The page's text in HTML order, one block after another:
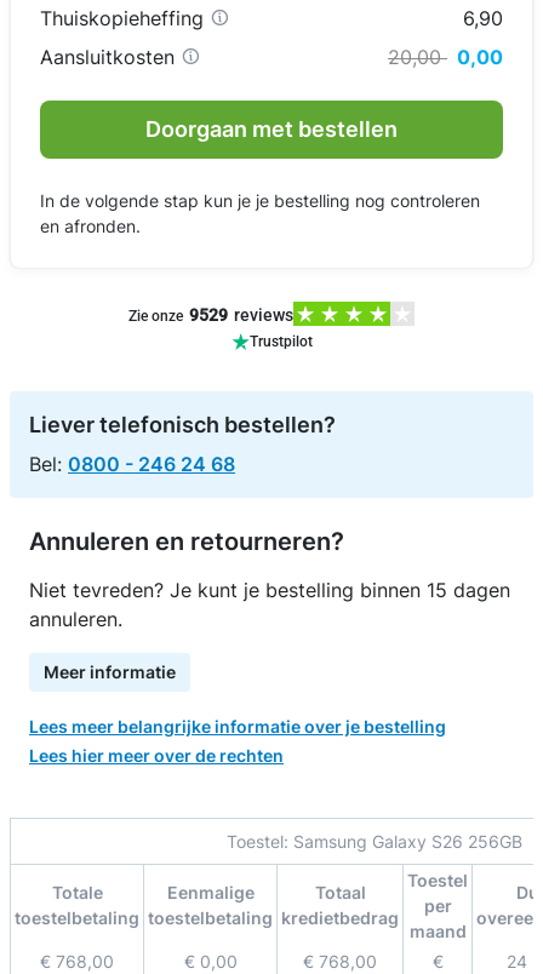
Thuiskopieheffing
6,90
Aansluitkosten
20,00 0,00
Doorgaan met bestellen
In de volgende stap kun je je bestelling nog controleren
en afronden.
Zie onze 9529 reviews
Trustpilot
Liever telefonisch bestellen?
Bel: 0800 - 246 24 68
Annuleren en retourneren?
Niet tevreden? Je kunt je bestelling binnen 15 dagen
annuleren.
Meer informatie
Lees meer belangrijke informatie over je bestelling
Lees hier meer over de rechten
Toestel: Samsung Galaxy S26 256GB
Totale
toestelbetaling
Eenmalige
toestelbetaling
Totaal
kredietbedrag
Toestel
per
maand
€ 768,00 € 0,00 € 768,00
€
24